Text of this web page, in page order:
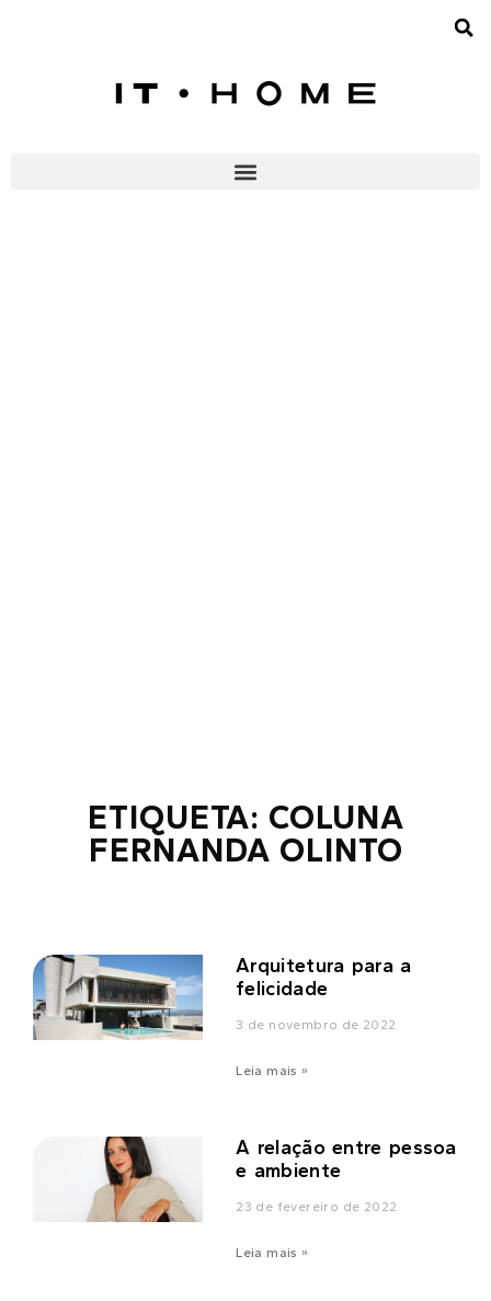
ETIQUETA: COLUNA
FERNANDA OLINTO
Arquitetura para a
felicidade
3 de novembro de 2022
Leia mais »
A relação entre pessoa
e ambiente
23 de fevereiro de 2022
Leia mais »